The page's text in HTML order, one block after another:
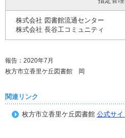
株式会社 図書館流通センター
株式会社 長谷工コミュニティ
報告：2020年7月
枚方市立香里ケ丘図書館 岡
関連リンク
枚方市立香里ケ丘図書館 公式サイ